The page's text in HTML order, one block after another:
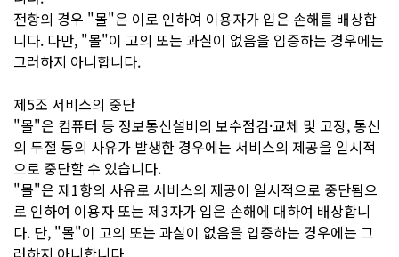
전항의 경우 "몰"은 이로 인하여 이용자가 입은 손해를 배상합
니다. 다만, "몰"이 고의 또는 과실이 없음을 입증하는 경우에는
그러하지 아니합니다.
제5조 서비스의 중단
"몰"은 컴퓨터 등 정보통신설비의 보수점검·교체 및 고장, 통신
의 두절 등의 사유가 발생한 경우에는 서비스의 제공을 일시적
으로 중단할 수 있습니다.
"몰"은 제1항의 사유로 서비스의 제공이 일시적으로 중단됨으
로 인하여 이용자 또는 제3자가 입은 손해에 대하여 배상합니
다. 단, "몰"이 고의 또는 과실이 없음을 입증하는 경우에는 그